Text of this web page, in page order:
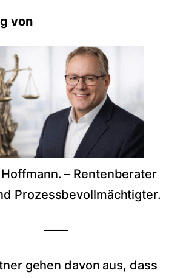
von
– Rentenberater
Prozessbevollmächtigter.
——
gehen davon aus, dass